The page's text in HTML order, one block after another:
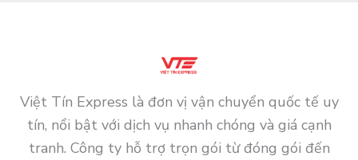
Việt Tín Express là đơn vị vận chuyển quốc tế uy
tín, nổi bật với dịch vụ nhanh chóng và giá cạnh
tranh. Công ty hỗ trợ trọn gói từ đóng gói đến